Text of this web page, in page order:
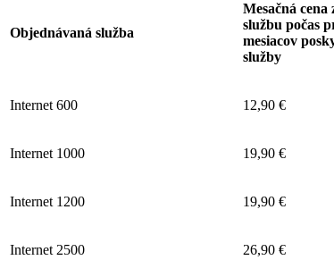
Objednávaná služba
Mesačná cena
službu počas
mesiacov
služby
Internet 600 12,90 €
Internet 1000 19,90 €
Internet 1200 19,90 €
Internet 2500 26,90 €